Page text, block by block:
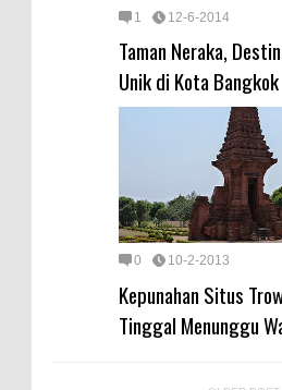
1 12-6-2014
Taman Neraka,
Unik di Kota Bangkok
0 10-2-2013
Kepunahan Situs
Tinggal Menunggu